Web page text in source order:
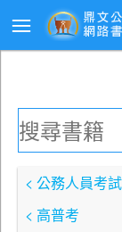
< 公務人員考試
< 高普考